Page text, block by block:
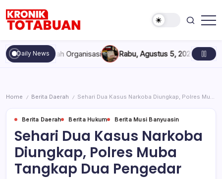
content
Totabuan
hari
ini
Kronik
Daily News
Marwah Organisasi Rabu, Agustus 5, 2026 , 11:44 AM Anak
Home / Berita Daerah / Sehari Dua Kasus Narkoba Diungkap, Polres Muba Tangkap Dua Pengedar
Berita Daerah Berita Hukum Berita Musi Banyuasin
Sehari Dua Kasus Narkoba
Diungkap, Polres Muba
Tangkap Dua Pengedar